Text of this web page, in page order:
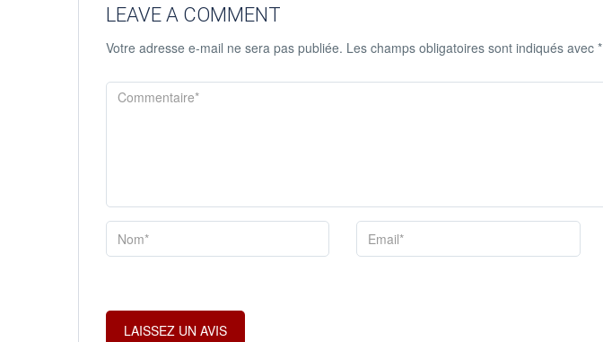
LEAVE A COMMENT
Votre adresse e-mail ne sera pas publiée. Les champs obligatoires sont indiqués avec *